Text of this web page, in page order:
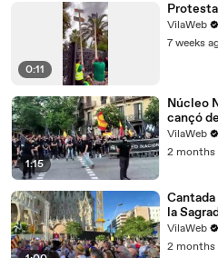
0:11
VilaWeb
7 weeks
1:15
Núcleo
cançó
VilaWeb
2 months
la
VilaWeb
2 months